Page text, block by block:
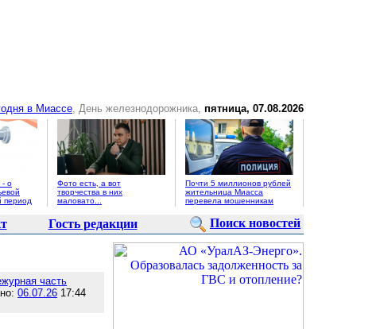
в Миассе, День железнодорожника, пятница, 07.08.2026
- о
период
Фото есть, а вот
творчества в них
маловато...
Почти 5 миллионов рублей
жительница Миасса
перевела мошенникам
Гость редакции Поиск новостей
часть
06.07.26 17:44